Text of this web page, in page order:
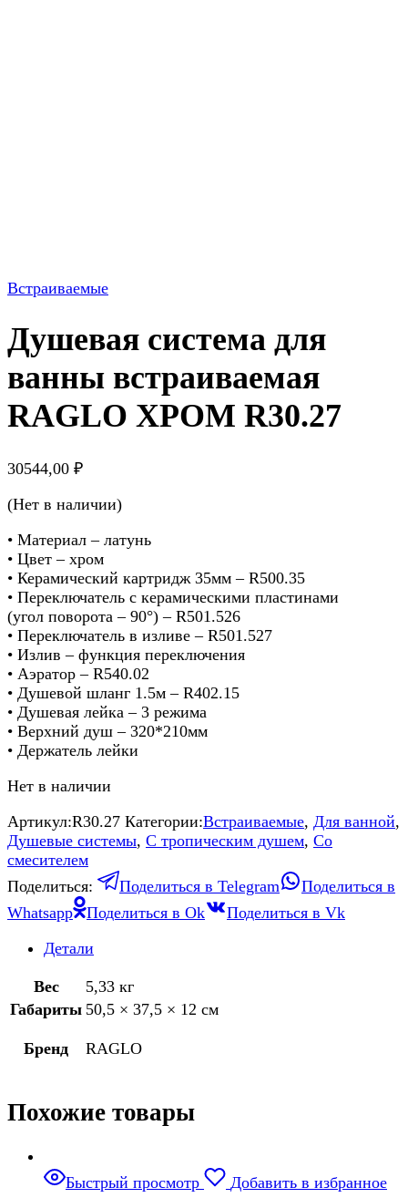
Встраиваемые
Душевая система для
ванны встраиваемая
RAGLO ХРОМ R30.27
30544,00 ₽
(Нет в наличии)
• Материал – латунь
• Цвет – хром
• Керамический картридж 35мм – R500.35
• Переключатель с керамическими пластинами
(угол поворота – 90°) – R501.526
• Переключатель в изливе – R501.527
• Излив – функция переключения
• Аэратор – R540.02
• Душевой шланг 1.5м – R402.15
• Душевая лейка – 3 режима
• Верхний душ – 320*210мм
• Держатель лейки
Нет в наличии
Артикул:R30.27 Категории:Встраиваемые, Для ванной,
Душевые системы, С тропическим душем, Со
смесителем
Поделиться:
Поделиться в Telegram
Поделиться в
Whatsapp
Поделиться в Ok
Поделиться в Vk
Детали
Вес
5,33 кг
Габариты 50,5 × 37,5 × 12 см
Бренд RAGLO
Похожие товары
Быстрый просмотр
Добавить в избранное